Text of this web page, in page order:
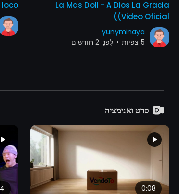
La Mas Doll - A Dios La Gracia
(Video Oficial)
yunyminaya
5 צפיות
• לִפנֵי 2 חודשים
loco
סרט ואנימציה
0:08